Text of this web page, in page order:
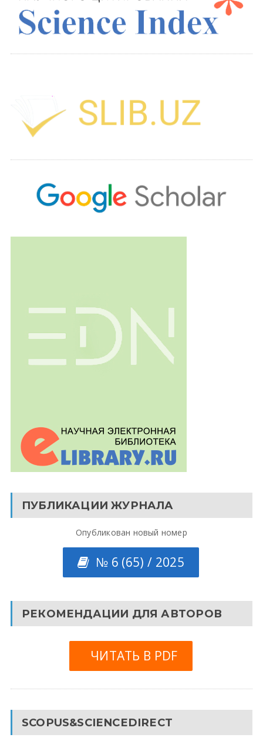
ПУБЛИКАЦИИ ЖУРНАЛА
Опубликован новый номер
№ 6 (65) / 2025
РЕКОМЕНДАЦИИ ДЛЯ АВТОРОВ
ЧИТАТЬ В PDF
SCOPUS&SCIENCEDIRECT